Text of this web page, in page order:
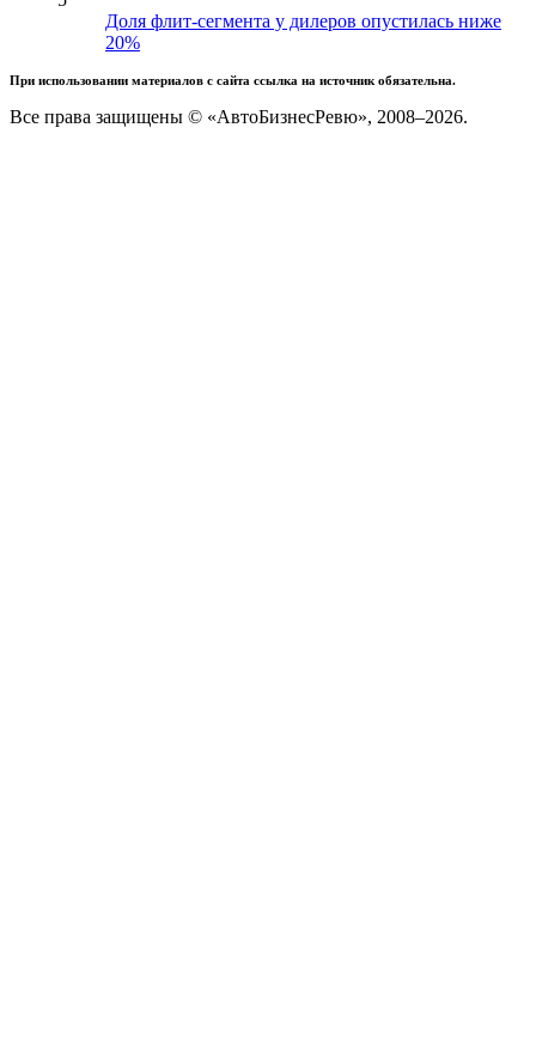
Доля флит-сегмента у дилеров опустилась ниже
20%
При использовании материалов с сайта ссылка на источник обязательна.
Все права защищены © «АвтоБизнесРевю», 2008–2026.